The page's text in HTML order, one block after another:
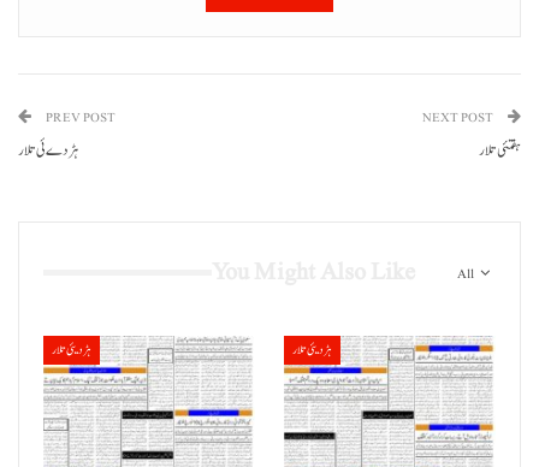
PREV POST
ہڑدے ئی تلار
NEXT POST
ہفتئی تلار
All
ہڑدیئی تلار ہڑدیئی تلار